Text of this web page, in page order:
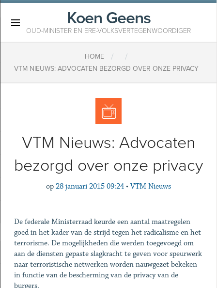
Koen Geens
OUD-MINISTER EN ERE-VOLKSVERTEGENWOORDIGER
HOME / /
VTM NIEUWS: ADVOCATEN BEZORGD OVER ONZE PRIVACY
VTM Nieuws: Advocaten
bezorgd over onze privacy
op 28 januari 2015 09:24 • VTM Nieuws
De federale Ministerraad keurde een aantal maatregelen
goed in het kader van de strijd tegen het radicalisme en het
terrorisme. De mogelijkheden die werden toegevoegd om
aan de diensten gepaste slagkracht te geven voor speurwerk
naar terroristische netwerken worden nauwgezet bekeken
in functie van de bescherming van de privacy van de
burgers.